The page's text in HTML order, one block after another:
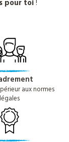
pour toi!
aux normes
légales